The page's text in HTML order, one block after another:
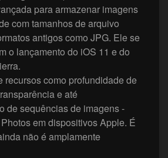
para armazenar imagens
com tamanhos de arquivo
antigos como JPG. Ele se
o lançamento do iOS 11 e do
recursos como profundidade de
e até
de sequências de imagens -
em dispositivos Apple. É
não é amplamente